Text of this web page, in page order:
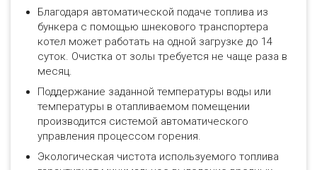
Благодаря автоматической подаче топлива из
бункера с помощью шнекового транспортера
котел может работать на одной загрузке до 14
суток. Очистка от золы требуется не чаще раза в
месяц.
Поддержание заданной температуры воды или
температуры в отапливаемом помещении
производится системой автоматического
управления процессом горения.
Экологическая чистота используемого топлива